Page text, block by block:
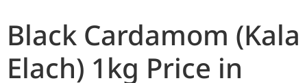
Black Cardamom (Kala
Elach) 1kg Price in